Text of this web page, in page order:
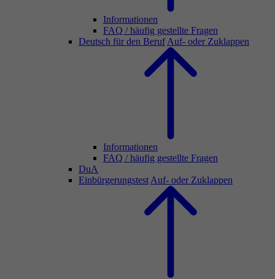
Informationen
FAQ / häufig gestellte Fragen
Deutsch für den Beruf Auf- oder Zuklappen
Informationen
FAQ / häufig gestellte Fragen
DuA
Einbürgerungstest Auf- oder Zuklappen